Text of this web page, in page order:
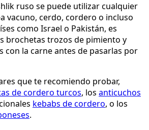
ruso se puede utilizar cualquier
vacuno, cerdo, cordero o incluso
como Israel o Pakistán, es
brochetas trozos de pimiento y
con la carne antes de pasarlas por
que te recomiendo probar,
de cordero turcos, los anticuchos
kebabs de cordero, o los
.